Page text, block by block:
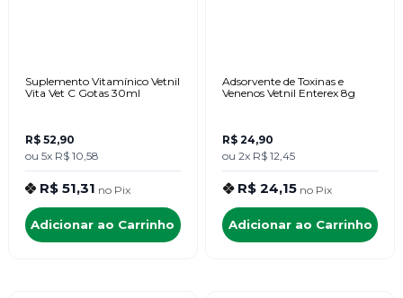
Suplemento Vitamínico Vetnil
Vita Vet C Gotas 30ml
R$ 52,90
ou 5x R$ 10,58
R$ 51,31 no Pix
Adicionar ao Carrinho
Adsorvente de Toxinas e
Venenos Vetnil Enterex 8g
R$ 24,90
ou 2x R$ 12,45
R$ 24,15 no Pix
Adicionar ao Carrinho